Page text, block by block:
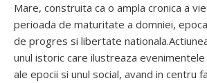
Mare, construita ca o ampla cronica a
perioada de maturitate a domniei,
de progres si libertate
unul istoric care ilustreaza
ale epocii si unul social, avand in centru